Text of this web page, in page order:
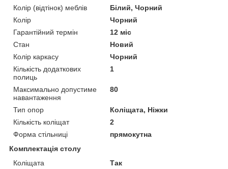
Колір (відтінок) меблів
Білий, Чорний
Колір
Чорний
Гарантійний термін
12 міс
Стан
Новий
Колір каркасу
Чорний
Кількість додаткових
полиць
1
Максимально допустиме
навантаження
80
Тип опор
Коліщата, Ніжки
Кількість коліщат
2
Форма стільниці
прямокутна
Комплектація столу
Коліщата
Так